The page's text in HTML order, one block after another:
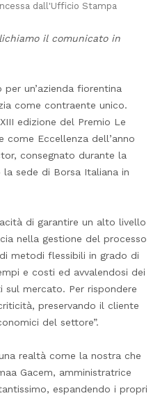
dall'Ufficio Stampa
il comunicato in
un’azienda fiorentina
come contraente unico.
edizione del Premio Le
come Eccellenza dell’anno
consegnato durante la
sede di Borsa Italiana in
di garantire un alto livello
nella gestione del processo
metodi flessibili in grado di
e costi ed avvalendosi dei
mercato. Per rispondere
preservando il cliente
del settore”.
realtà come la nostra che
Gacem, amministratrice
espandendo i propri